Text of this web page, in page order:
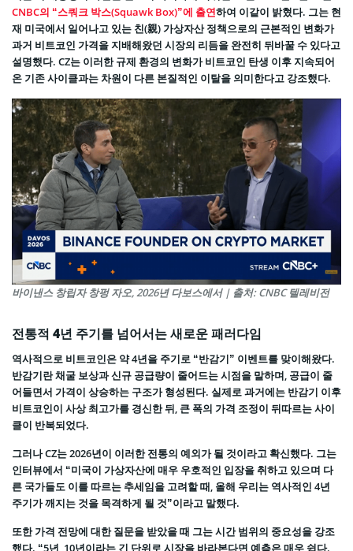
CNBC의 “스쿼크 박스(Squawk Box)”에 출연하여 이같이 밝혔다. 그는 현
재 미국에서 일어나고 있는 친(親) 가상자산 정책으로의 근본적인 변화가
과거 비트코인 가격을 지배해왔던 시장의 리듬을 완전히 뒤바꿀 수 있다고
설명했다. CZ는 이러한 규제 환경의 변화가 비트코인 탄생 이후 지속되어
온 기존 사이클과는 차원이 다른 본질적인 이탈을 의미한다고 강조했다.
바이낸스 창립자 창펑 자오, 2026년 다보스에서 | 출처: CNBC 텔레비전
전통적 4년 주기를 넘어서는 새로운 패러다임
역사적으로 비트코인은 약 4년을 주기로 “반감기” 이벤트를 맞이해왔다.
반감기란 채굴 보상과 신규 공급량이 줄어드는 시점을 말하며, 공급이 줄
어들면서 가격이 상승하는 구조가 형성된다. 실제로 과거에는 반감기 이후
비트코인이 사상 최고가를 경신한 뒤, 큰 폭의 가격 조정이 뒤따르는 사이
클이 반복되었다.
그러나 CZ는 2026년이 이러한 전통의 예외가 될 것이라고 확신했다. 그는
인터뷰에서 “미국이 가상자산에 매우 우호적인 입장을 취하고 있으며 다
른 국가들도 이를 따르는 추세임을 고려할 때, 올해 우리는 역사적인 4년
주기가 깨지는 것을 목격하게 될 것”이라고 말했다.
또한 가격 전망에 대한 질문을 받았을 때 그는 시간 범위의 중요성을 강조
했다. “5년, 10년이라는 긴 단위로 시장을 바라본다면 예측은 매우 쉽다.